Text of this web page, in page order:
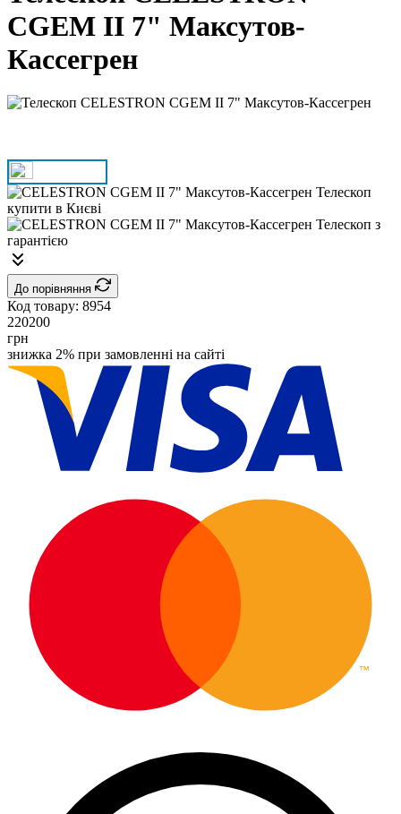
CGEM II 7" Максутов-
Кассегрен
До порівняння
Код товару: 8954
220200
грн
знижка 2% при замовленні на сайті